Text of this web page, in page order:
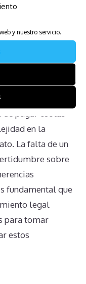
y nuestro servicio.
y prolongar los
en
desafíos
en la
La falta de un
sobre
fundamental que
legal
para tomar
estos